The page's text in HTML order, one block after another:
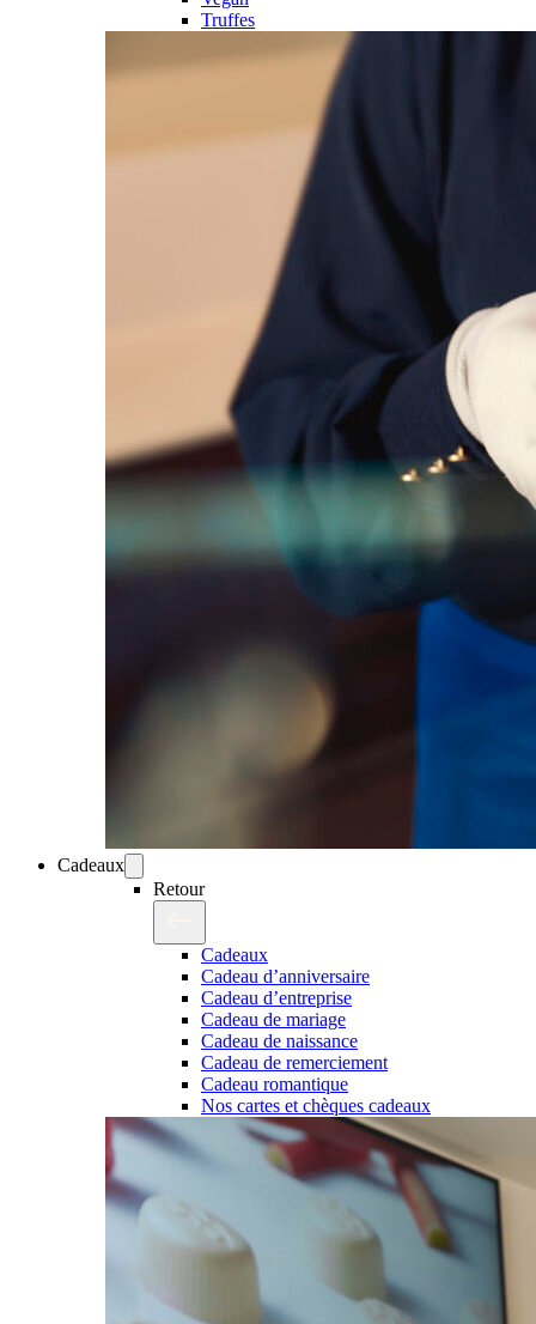
Truffes
Cadeaux
Retour
Cadeaux
Cadeau d’anniversaire
Cadeau d’entreprise
Cadeau de mariage
Cadeau de naissance
Cadeau de remerciement
Cadeau romantique
Nos cartes et chèques cadeaux